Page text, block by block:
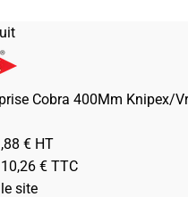
Cobra 400Mm Knipex/
€ HT
€ TTC
site